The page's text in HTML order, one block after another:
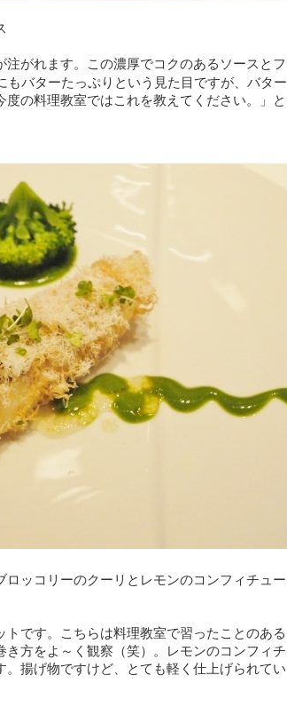
がれます。この濃厚でコクのあるソースとフ
もバターたっぷりという見た目ですが、バター
の料理教室ではこれを教えてください。」と
ッコリーのクーリとレモンのコンフィチュー
です。こちらは料理教室で習ったことのある
方をよ～く観察（笑）。レモンのコンフィチ
揚げ物ですけど、とても軽く仕上げられてい